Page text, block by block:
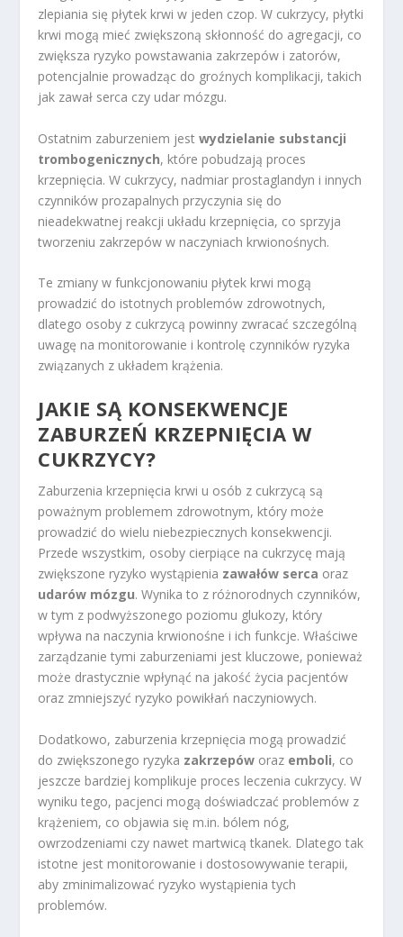
zlepiania się płytek krwi w jeden czop. W cukrzycy, płytki
krwi mogą mieć zwiększoną skłonność do agregacji, co
zwiększa ryzyko powstawania zakrzepów i zatorów,
potencjalnie prowadząc do groźnych komplikacji, takich
jak zawał serca czy udar mózgu.
Ostatnim zaburzeniem jestwydzielanie substancji
trombogenicznych, które pobudzają proces
krzepnięcia. W cukrzycy, nadmiar prostaglandyn i innych
czynników prozapalnych przyczynia się do
nieadekwatnej reakcji układu krzepnięcia, co sprzyja
tworzeniu zakrzepów w naczyniach krwionośnych.
Te zmiany w funkcjonowaniu płytek krwi mogą
prowadzić do istotnych problemów zdrowotnych,
dlatego osoby z cukrzycą powinny zwracać szczególną
uwagę na monitorowanie i kontrolę czynników ryzyka
związanych z układem krążenia.
JAKIE SĄ KONSEKWENCJE
ZABURZEŃ KRZEPNIĘCIA W
CUKRZYCY?
Zaburzenia krzepnięcia krwi u osób z cukrzycą są
poważnym problemem zdrowotnym, który może
prowadzić do wielu niebezpiecznych konsekwencji.
Przede wszystkim, osoby cierpiące na cukrzycę mają
zwiększone ryzyko wystąpienia zawałów serca oraz
udarów mózgu. Wynika to z różnorodnych czynników,
w tym z podwyższonego poziomu glukozy, który
wpływa na naczynia krwionośne i ich funkcje. Właściwe
zarządzanie tymi zaburzeniami jest kluczowe, ponieważ
może drastycznie wpłynąć na jakość życia pacjentów
oraz zmniejszyć ryzyko powikłań naczyniowych.
Dodatkowo, zaburzenia krzepnięcia mogą prowadzić
do zwiększonego ryzyka zakrzepów oraz emboli, co
jeszcze bardziej komplikuje proces leczenia cukrzycy. W
wyniku tego, pacjenci mogą doświadczać problemów z
krążeniem, co objawia się m.in. bólem nóg,
owrzodzeniami czy nawet martwicą tkanek. Dlatego tak
istotne jest monitorowanie i dostosowywanie terapii,
aby zminimalizować ryzyko wystąpienia tych
problemów.